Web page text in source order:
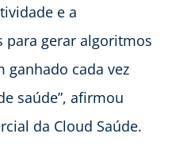
e a
para gerar algoritmos
ganhado cada vez
saúde”, afirmou
da Cloud Saúde.